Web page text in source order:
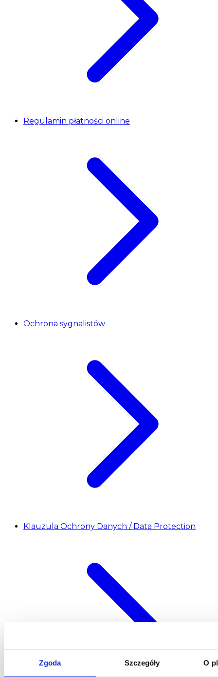
Zgoda Szczegóły O
Regulamin płatności online
Ochrona sygnalistów
Klauzula Ochrony Danych / Data Protection